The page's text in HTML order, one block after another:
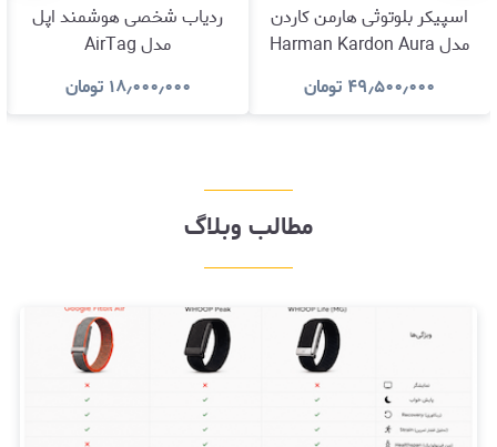
اسپیکر بلوتوثی هارمن کاردن
مدل Harman Kardon Aura
Studio 5
۴۹٫۵۰۰٫۰۰۰ تومان
ردیاب شخصی هوشمند اپل
مدل AirTag
۱۸٫۰۰۰٫۰۰۰ تومان
مطالب وبلاگ